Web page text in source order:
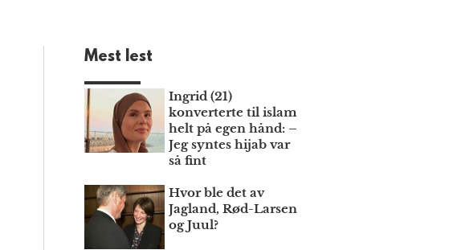
Mest lest
Ingrid (21)
konverterte til islam
helt på egen hånd: –
Jeg syntes hijab var
så fint
Hvor ble det av
Jagland, Rød-Larsen
og Juul?